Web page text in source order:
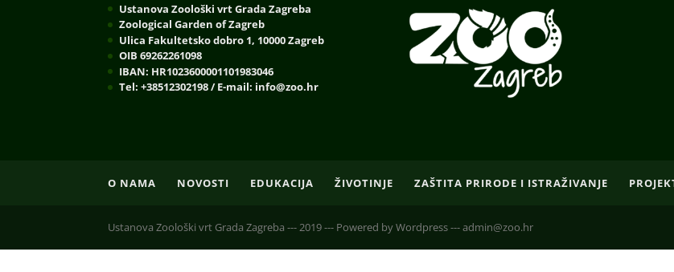
Ustanova Zoološki vrt Grada Zagreba
Zoological Garden of Zagreb
Ulica Fakultetsko dobro 1, 10000 Zagreb
OIB 69262261098
IBAN: HR1023600001101983046
Tel: +38512302198 / E-mail: info@zoo.hr
O NAMA NOVOSTI EDUKACIJA ŽIVOTINJE ZAŠTITA PRIRODE I ISTRAŽIVANJE
Ustanova Zoološki vrt Grada Zagreba --- 2019 --- Powered by Wordpress --- admin@zoo.hr